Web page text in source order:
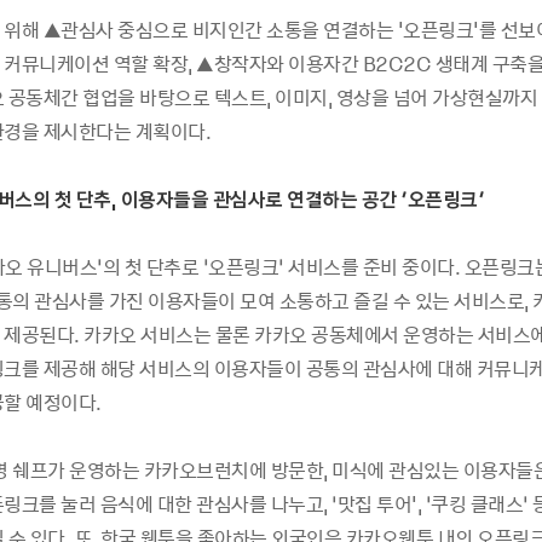
해 ▲관심사 중심으로 비지인간 소통을 연결하는 '오픈링크'를 선
뮤니케이션 역할 확장, ▲창작자와 이용자간 B2C2C 생태계 구축
공동체간 협업을 바탕으로 텍스트, 이미지, 영상을 넘어 가상현실까
을 제시한다는 계획이다.
스의 첫 단추, 이용자들을 관심사로 연결하는 공간 ‘오픈링크’
유니버스’의 첫 단추로 ‘오픈링크’ 서비스를 준비 중이다. 오픈링크
의 관심사를 가진 이용자들이 모여 소통하고 즐길 수 있는 서비스로,
공된다. 카카오 서비스는 물론 카카오 공동체에서 운영하는 서비스
를 제공해 해당 서비스의 이용자들이 공통의 관심사에 대해 커뮤니
예정이다.
쉐프가 운영하는 카카오브런치에 방문한, 미식에 관심있는 이용자들
크를 눌러 음식에 대한 관심사를 나누고, ‘맛집 투어', ‘쿠킹 클래스’